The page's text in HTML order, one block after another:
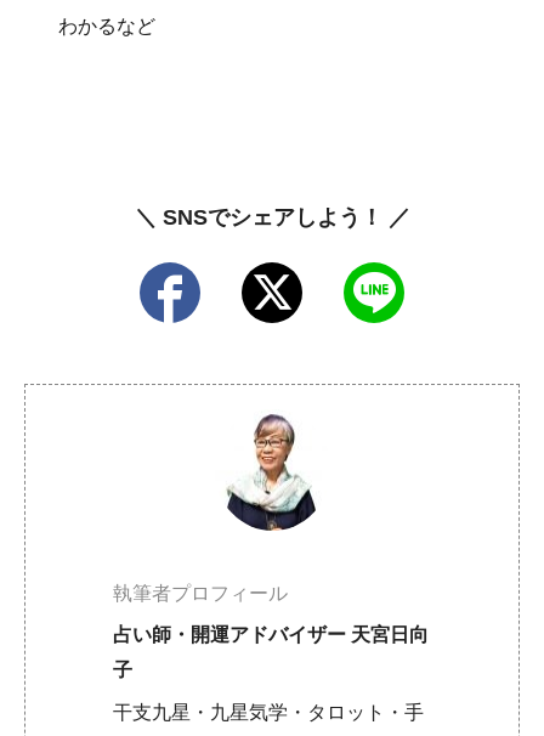
わかるなど
＼ SNSでシェアしよう！ ／
執筆者プロフィール
占い師・開運アドバイザー 天宮日向
子
干支九星・九星気学・タロット・手